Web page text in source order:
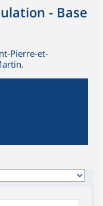
- Base
Pierre-et-